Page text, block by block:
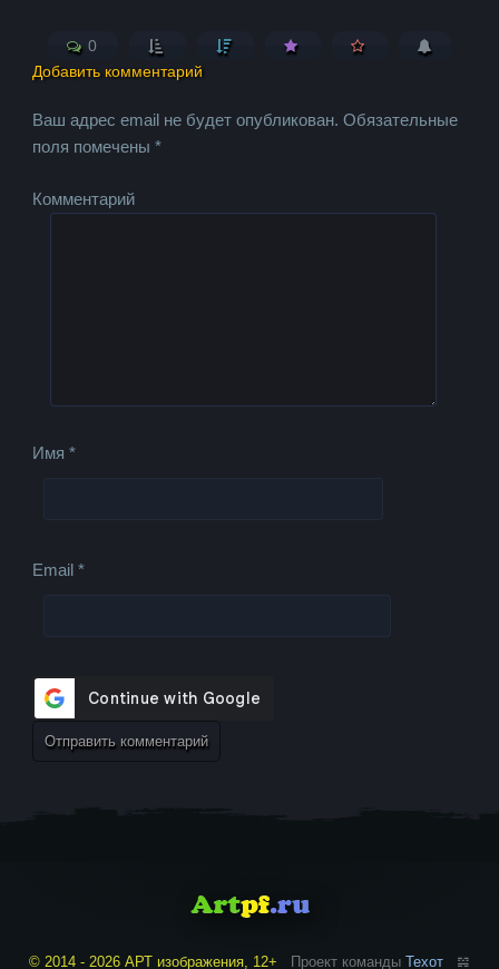
0
Добавить комментарий
Ваш адрес email не будет опубликован. Обязательные
поля помечены*
Комментарий
Имя*
Email*
© 2014 - 2026 АРТ изображения, 12+ Проект команды Техот 𝌴